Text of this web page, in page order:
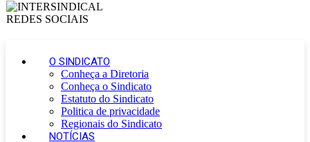
O SINDICATO
Conheça a Diretoria
Conheça o Sindicato
Estatuto do Sindicato
Politica de privacidade
Regionais do Sindicato
NOTÍCIAS